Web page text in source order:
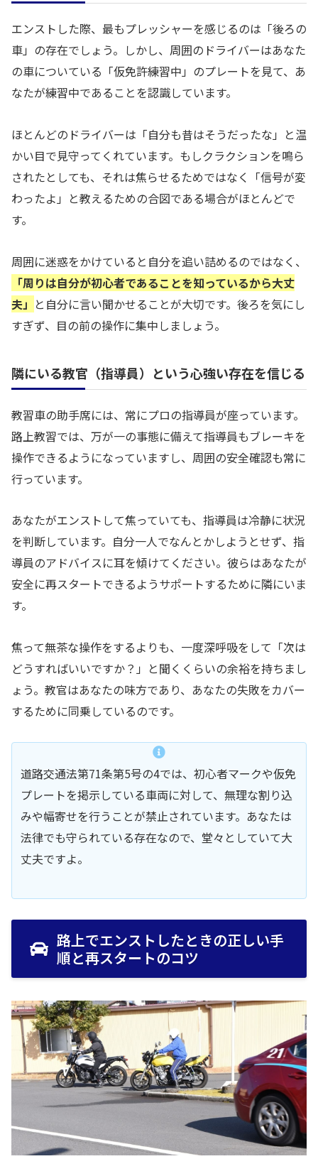
エンストした際、最もプレッシャーを感じるのは「後ろの
車」の存在でしょう。しかし、周囲のドライバーはあなた
の車についている「仮免許練習中」のプレートを見て、あ
なたが練習中であることを認識しています。
ほとんどのドライバーは「自分も昔はそうだったな」と温
かい目で見守ってくれています。もしクラクションを鳴ら
されたとしても、それは焦らせるためではなく「信号が変
わったよ」と教えるための合図である場合がほとんどで
す。
周囲に迷惑をかけていると自分を追い詰めるのではなく、
「周りは自分が初心者であることを知っているから大丈
夫」 と自分に言い聞かせることが大切です。後ろを気にし
すぎず、目の前の操作に集中しましょう。
隣にいる教官（指導員）という心強い存在を信じる
教習車の助手席には、常にプロの指導員が座っています。
路上教習では、万が一の事態に備えて指導員もブレーキを
操作できるようになっていますし、周囲の安全確認も常に
行っています。
あなたがエンストして焦っていても、指導員は冷静に状況
を判断しています。自分一人でなんとかしようとせず、指
導員のアドバイスに耳を傾けてください。彼らはあなたが
安全に再スタートできるようサポートするために隣にいま
す。
焦って無茶な操作をするよりも、一度深呼吸をして「次は
どうすればいいですか？」と聞くくらいの余裕を持ちまし
ょう。教官はあなたの味方であり、あなたの失敗をカバー
するために同乗しているのです。
道路交通法第71条第5号の4では、初心者マークや仮免
プレートを掲示している車両に対して、無理な割り込
みや幅寄せを行うことが禁止されています。あなたは
法律でも守られている存在なので、堂々としていて大
丈夫ですよ。
路上でエンストしたときの正しい手
順と再スタートのコツ